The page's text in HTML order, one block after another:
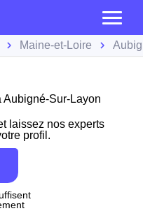
Maine-et-Loire
Aubigné-Sur-Layon
laissez nos experts
profil.